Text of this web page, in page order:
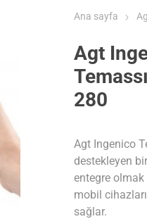
Ana sayfa
Agt
280
Agt Ingenico
destekleyen
entegre olmak
mobil
sağlar.